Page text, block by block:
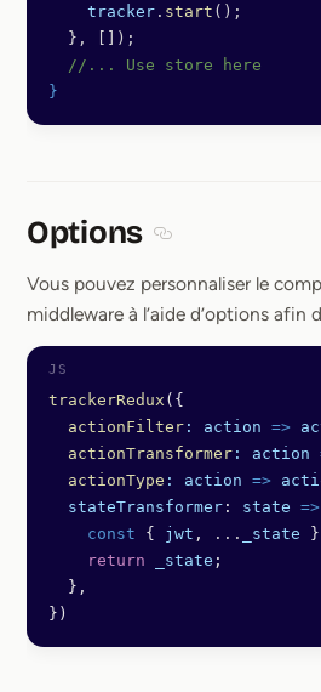
    tracker
. start ();
  }, []);
  //... Use store here
}
Options
Vous pouvez personnaliser le
middleware à l’aide d’options afin
trackerRedux ({
  actionFilter
: action =>
  actionTransformer
: action
  actionType
: action =>
  stateTransformer
: state =>
    const
{ jwt , ... _state }
    return
_state ;
  },
})